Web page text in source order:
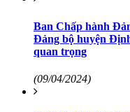
Ban Chấp hành
Đảng bộ huyện
quan trọng
(09/04/2024)